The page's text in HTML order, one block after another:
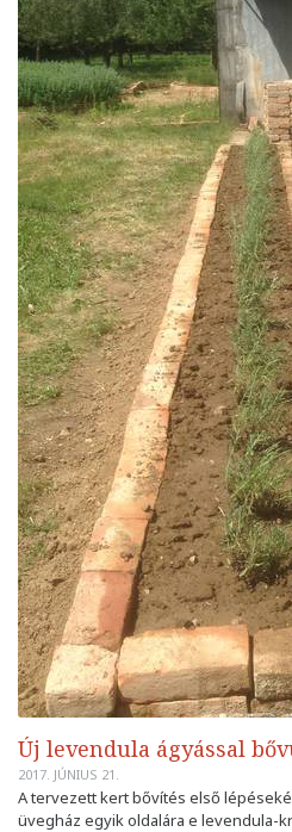
Új levendula ágyással
2017. JÚNIUS 21.
A tervezett kert bővítés első
üvegház egyik oldalára e levendula-